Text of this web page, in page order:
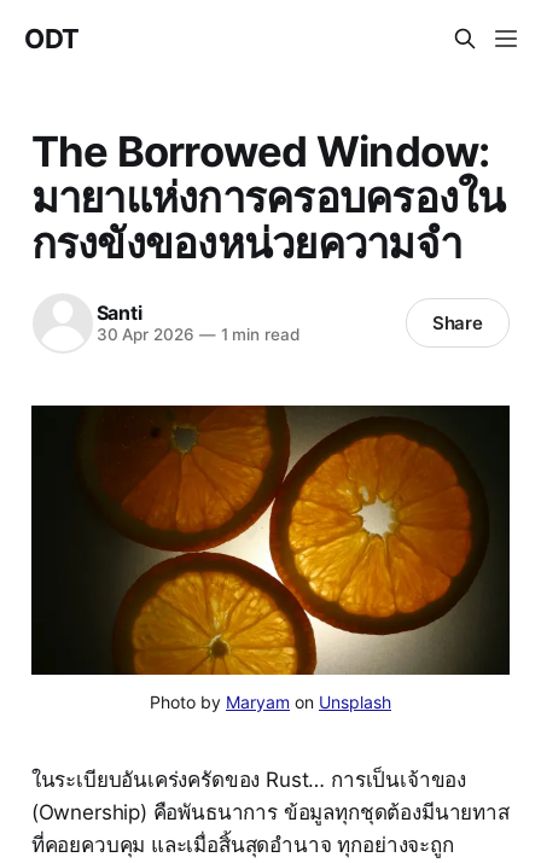
ODT
The Borrowed Window:
มายาแห่งการครอบครองใน
กรงขังของหน่วยความจำ
Santi
30 Apr 2026 —1 min read Share
Photo by Maryam on Unsplash
ในระเบียบอันเคร่งครัดของ Rust… การเป็นเจ้าของ
(Ownership) คือพันธนาการ ข้อมูลทุกชุดต้องมีนายทาส
ที่คอยควบคุม และเมื่อสิ้นสุดอำนาจ ทุกอย่างจะถูก